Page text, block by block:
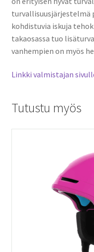
turvallisuusjärjestelmä
kohdistuvia iskuja
takaosassa tuo
vanhempien on myös
Linkki valmistajan
Tutustu myös